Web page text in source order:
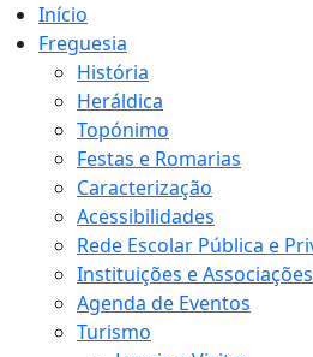
Início
Freguesia
História
Heráldica
Topónimo
Festas e Romarias
Caracterização
Acessibilidades
Rede Escolar Pública e
Instituições e Associações
Agenda de Eventos
Turismo